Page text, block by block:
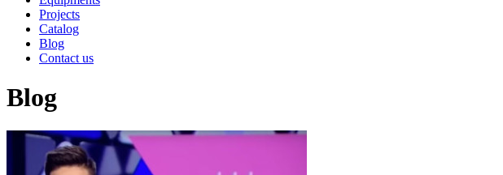
Projects
Catalog
Blog
Contact us
Blog